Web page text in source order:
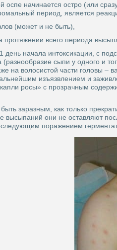
оспе начинается остро (или
период, является
(может и не быть),
протяжении всего периода
день начала интоксикации, с
сыпи у одного и
на волосистой части головы –
изъязвлением и
росы» с прозрачным
заразным, как только
высыпаний они не оставляют
поражением